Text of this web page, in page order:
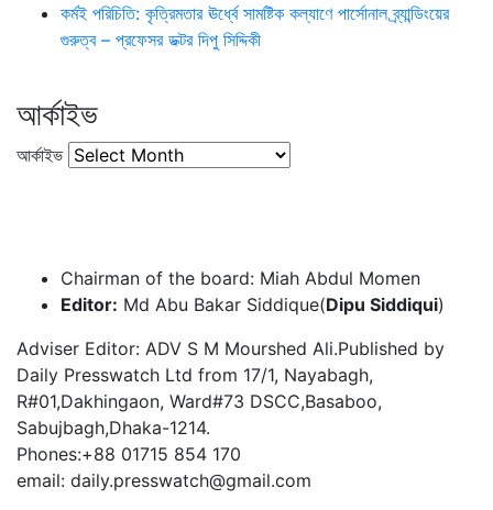
কর্মই পরিচিতি: কৃত্রিমতার ঊর্ধ্বে সামষ্টিক কল্যাণে পার্সোনাল ব্র্যান্ডিংয়ের
গুরুত্ব – প্রফেসর ডক্টর দিপু সিদ্দিকী
আর্কাইভ
আর্কাইভ
Chairman of the board: Miah Abdul Momen
Editor: Md Abu Bakar Siddique(Dipu Siddiqui)
Adviser Editor: ADV S M Mourshed Ali.Published by
Daily Presswatch Ltd from 17/1, Nayabagh,
R#01,Dakhingaon, Ward#73 DSCC,Basaboo,
Sabujbagh,Dhaka-1214.
Phones:+88 01715 854 170
email: daily.presswatch@gmail.com